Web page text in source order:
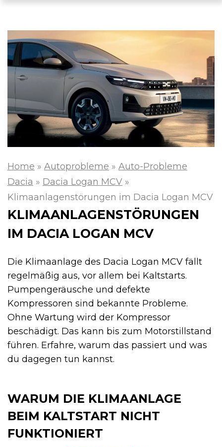
Home » Autoprobleme » Auto-Probleme
Dacia » Dacia Logan MCV »
Klimaanlagenstörungen im Dacia Logan MCV
KLIMAANLAGENSTÖRUNGEN
IM DACIA LOGAN MCV
Die Klimaanlage des Dacia Logan MCV fällt
regelmäßig aus, vor allem bei Kaltstarts.
Pumpengeräusche und defekte
Kompressoren sind bekannte Probleme.
Ohne Wartung wird der Kompressor
beschädigt. Das kann bis zum Motorstillstand
führen. Erfahre, warum das passiert und was
du dagegen tun kannst.
WARUM DIE KLIMAANLAGE
BEIM KALTSTART NICHT
FUNKTIONIERT